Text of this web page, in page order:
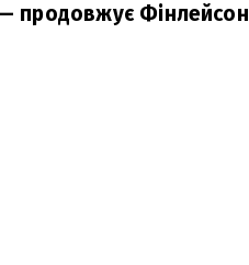
продовжує